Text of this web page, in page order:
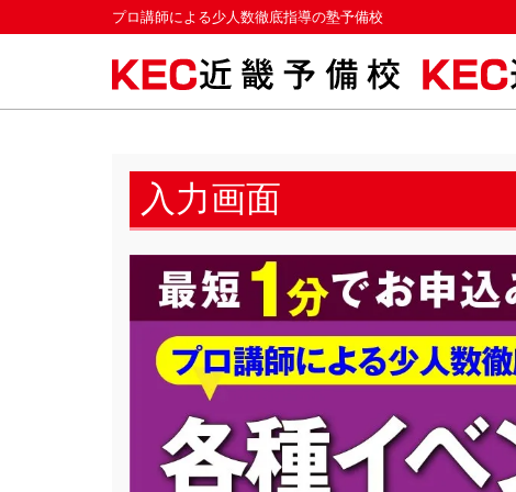
プロ講師による少人数徹底指導の塾予備校
入力画面